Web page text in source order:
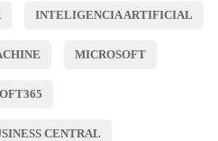
INTELIGENCIA ARTIFICIAL
MICROSOFT
CENTRAL